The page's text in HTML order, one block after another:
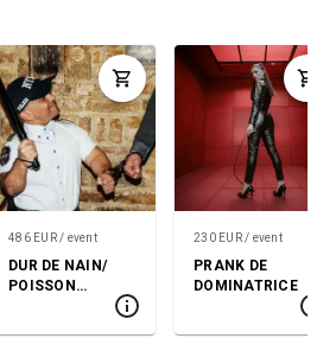
486 EUR / event
DUR DE NAIN/
POISSON
230 EUR / event
PRANK DE
DOMINATRICE